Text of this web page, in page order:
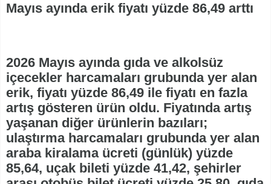
Mayıs ayında erik fiyatı yüzde 86,49 arttı
2026 Mayıs ayında gıda ve alkolsüz
içecekler harcamaları grubunda yer alan
erik, fiyatı yüzde 86,49 ile fiyatı en fazla
artış gösteren ürün oldu. Fiyatında artış
yaşanan diğer ürünlerin bazıları;
ulaştırma harcamaları grubunda yer alan
araba kiralama ücreti (günlük) yüzde
85,64, uçak bileti yüzde 41,42, şehirler